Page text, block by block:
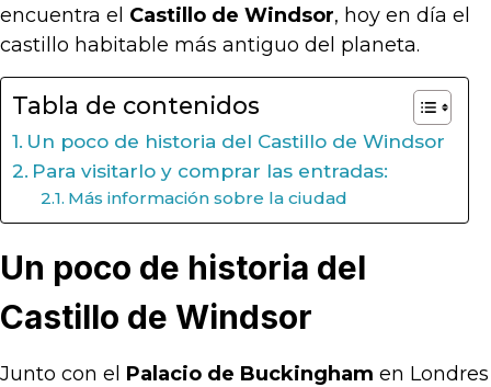
encuentra el Castillo de Windsor, hoy en día el
castillo habitable más antiguo del planeta.
Tabla de contenidos
Un poco de historia del Castillo de Windsor
Para visitarlo y comprar las entradas:
Más información sobre la ciudad
Un poco de historia del
Castillo de Windsor
Junto con el Palacio de Buckingham en Londres